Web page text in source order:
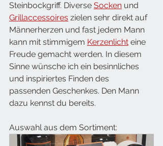
Steinbockgriff. Diverse Socken und
Grillaccessoires zielen sehr direkt auf
Männerherzen und fast jedem Mann
kann mit stimmigem Kerzenlicht eine
Freude gemacht werden. In diesem
Sinne wünsche ich ein besinnliches
und inspiriertes Finden des
passenden Geschenkes. Den Mann
dazu kennst du bereits.
Auswahl aus dem Sortiment: